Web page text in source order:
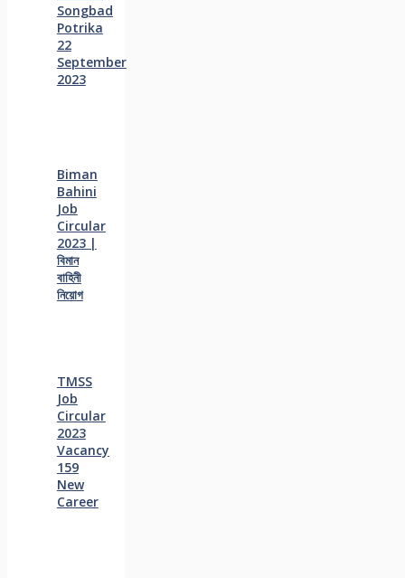
Songbad
Potrika
22
September
2023
Biman
Bahini
Job
Circular
2023 |
বিমান
বাহিনী
নিয়োগ
TMSS
Job
Circular
2023
Vacancy
159
New
Career